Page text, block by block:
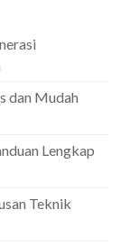
dan Mudah
Lengkap
Teknik